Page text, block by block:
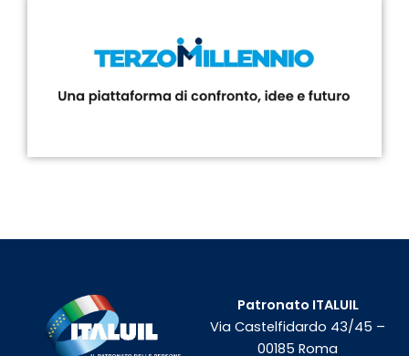
Patronato ITALUIL
Via Castelfidardo 43/45 –
00185 Roma